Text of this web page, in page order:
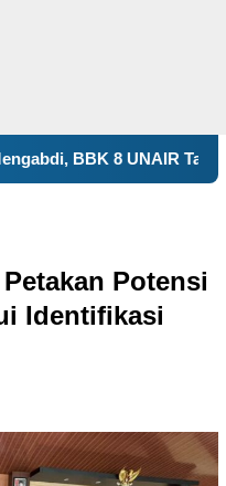
Tampilkan Capaian
Potensi
Identifikasi